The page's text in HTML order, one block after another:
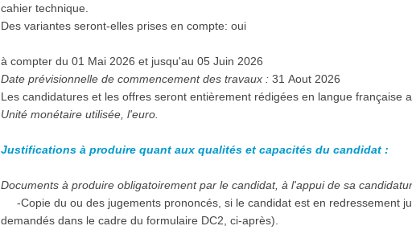
cahier technique.
Des variantes seront-elles prises en compte: oui
à compter du 01 Mai 2026 et jusqu'au 05 Juin 2026
Date prévisionnelle de commencement des travaux : 31 Aout 2026
Les candidatures et les offres seront entièrement rédigées en langue française
Unité monétaire utilisée, l'euro.
Justifications à produire quant aux qualités et capacités du candidat :
Documents à produire obligatoirement par le candidat, à l'appui de sa
-Copie du ou des jugements prononcés, si le candidat est en redressement
demandés dans le cadre du formulaire DC2, ci-après).